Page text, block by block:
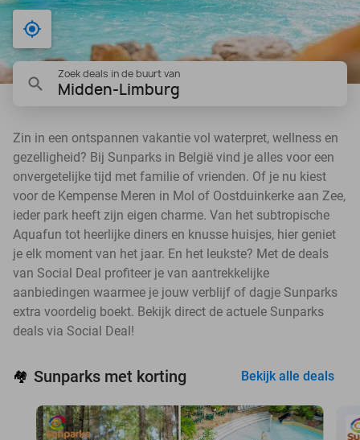
Bij mij in de buurt
Zoek deals in de buurt van
Midden-Limburg
Zin in een ontspannen vakantie vol waterpret, wellness en
gezelligheid? Bij Sunparks in België vind je alles voor een
onvergetelijke tijd met familie of vrienden. Of je nu kiest
voor de Kempense Meren in Mol of Oostduinkerke aan Zee,
ieder park heeft zijn eigen charme. Van het subtropische
Aquafun tot heerlijke diners en knusse huisjes, hier geniet
je elk moment van het jaar. En het leukste? Met de deals
van Social Deal profiteer je van aantrekkelijke
aanbiedingen waarmee je jouw verblijf of dagje Sunparks
extra voordelig boekt. Bekijk direct de actuele Sunparks
deals via Social Deal!
🏘️ Sunparks met korting Bekijk alle deals